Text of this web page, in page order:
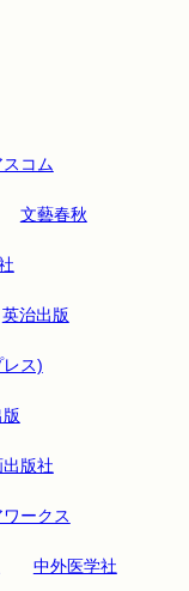
スコム
文藝春秋
英治出版
ス)
版社
ークス
中外医学社